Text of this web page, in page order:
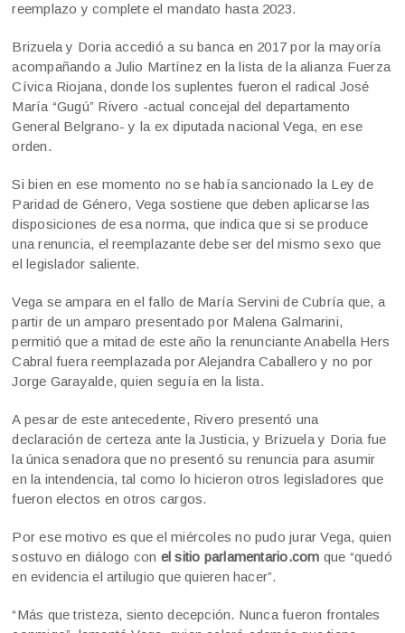
reemplazo y complete el mandato hasta 2023.
Brizuela y Doria accedió a su banca en 2017 por la mayoría
acompañando a Julio Martínez en la lista de la alianza Fuerza
Cívica Riojana, donde los suplentes fueron el radical José
María “Gugú” Rivero -actual concejal del departamento
General Belgrano- y la ex diputada nacional Vega, en ese
orden.
Si bien en ese momento no se había sancionado la Ley de
Paridad de Género, Vega sostiene que deben aplicarse las
disposiciones de esa norma, que indica que si se produce
una renuncia, el reemplazante debe ser del mismo sexo que
el legislador saliente.
Vega se ampara en el fallo de María Servini de Cubría que, a
partir de un amparo presentado por Malena Galmarini,
permitió que a mitad de este año la renunciante Anabella Hers
Cabral fuera reemplazada por Alejandra Caballero y no por
Jorge Garayalde, quien seguía en la lista.
A pesar de este antecedente, Rivero presentó una
declaración de certeza ante la Justicia, y Brizuela y Doria fue
la única senadora que no presentó su renuncia para asumir
en la intendencia, tal como lo hicieron otros legisladores que
fueron electos en otros cargos.
Por ese motivo es que el miércoles no pudo jurar Vega, quien
sostuvo en diálogo con el sitio parlamentario.com que “quedó
en evidencia el artilugio que quieren hacer”.
“Más que tristeza, siento decepción. Nunca fueron frontales